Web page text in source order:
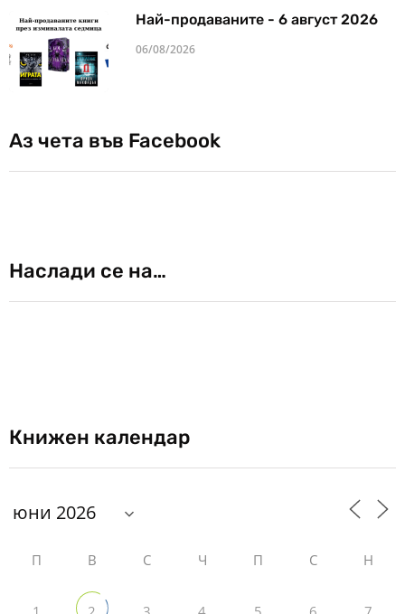
Най-продаваните - 6 август 2026
06/08/2026
Аз чета във Facebook
Наслади се на…
Книжен календар
П В С Ч П С Н